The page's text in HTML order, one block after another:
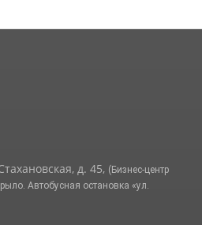
д. 45, (Бизнес-центр
Автобусная остановка «ул.